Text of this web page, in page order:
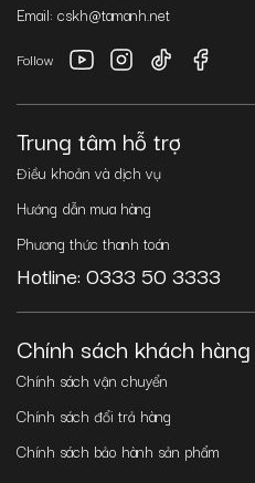
Email: cskh@tamanh.net
Follow
Trung tâm hỗ trợ
Điều khoản và dịch vụ
Hướng dẫn mua hàng
Phương thức thanh toán
Hotline: 0333 50 3333
Chính sách khách hàng
Chính sách vận chuyển
Chính sách đổi trả hàng
Chính sách bảo hành sản phẩm